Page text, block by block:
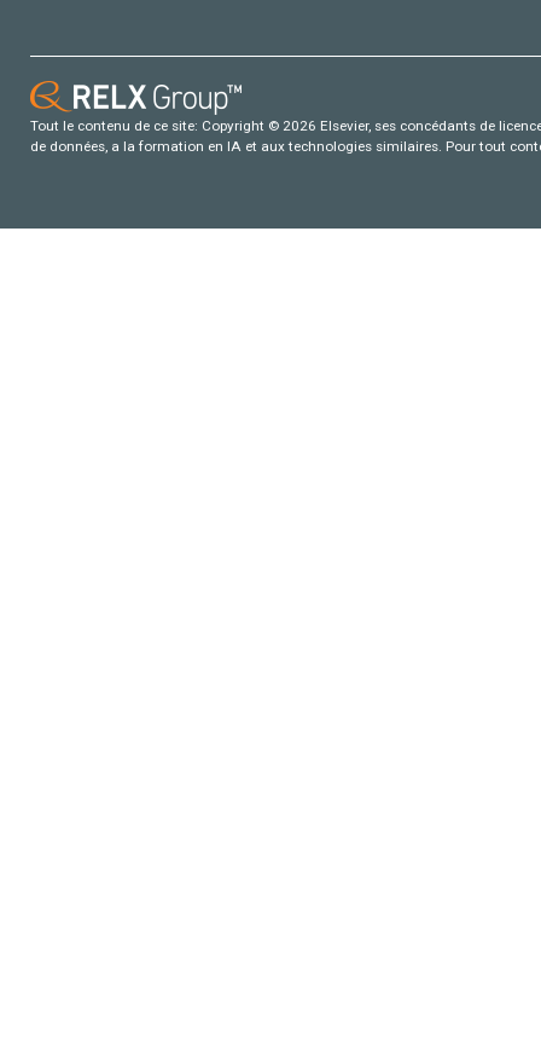
Tout le contenu de ce site: Copyright © 2026 Elsevier, ses concédants de
de données, a la formation en IA et aux technologies similaires. Pour tout